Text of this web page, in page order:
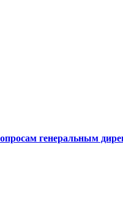
генеральным